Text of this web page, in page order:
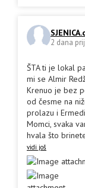
2 dana
ŠTA ti je lokal
mi se Almir
Krenuo je bez
od česme na
prolazu i
Momci, svaka
hvala što
vidi još